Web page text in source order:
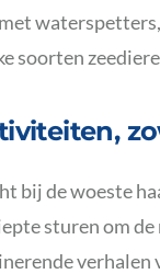
soorten
bij de woeste
sturen om